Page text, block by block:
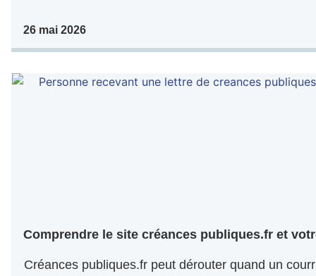
26 mai 2026
Comprendre le site créances publiques.fr et
Créances publiques.fr peut dérouter quand un